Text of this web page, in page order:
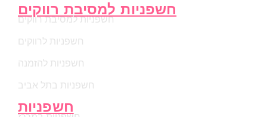
חשפניות למסיבת רווקים
חשפניות למסיבת רווקים
חשפניות לרווקים
חשפניות להזמנה
חשפניות בתל אביב
חשפניות